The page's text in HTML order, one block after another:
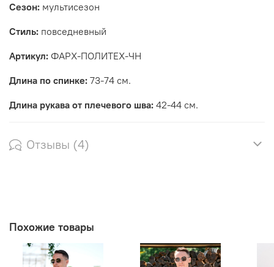
Сезон: мультисезон
Стиль: повседневный
Артикул: ФАРХ-ПОЛИТЕХ-ЧН
Длина по спинке: 73-74 см.
Длина рукава от плечевого шва: 42-44 см.
Отзывы (4)
Похожие товары